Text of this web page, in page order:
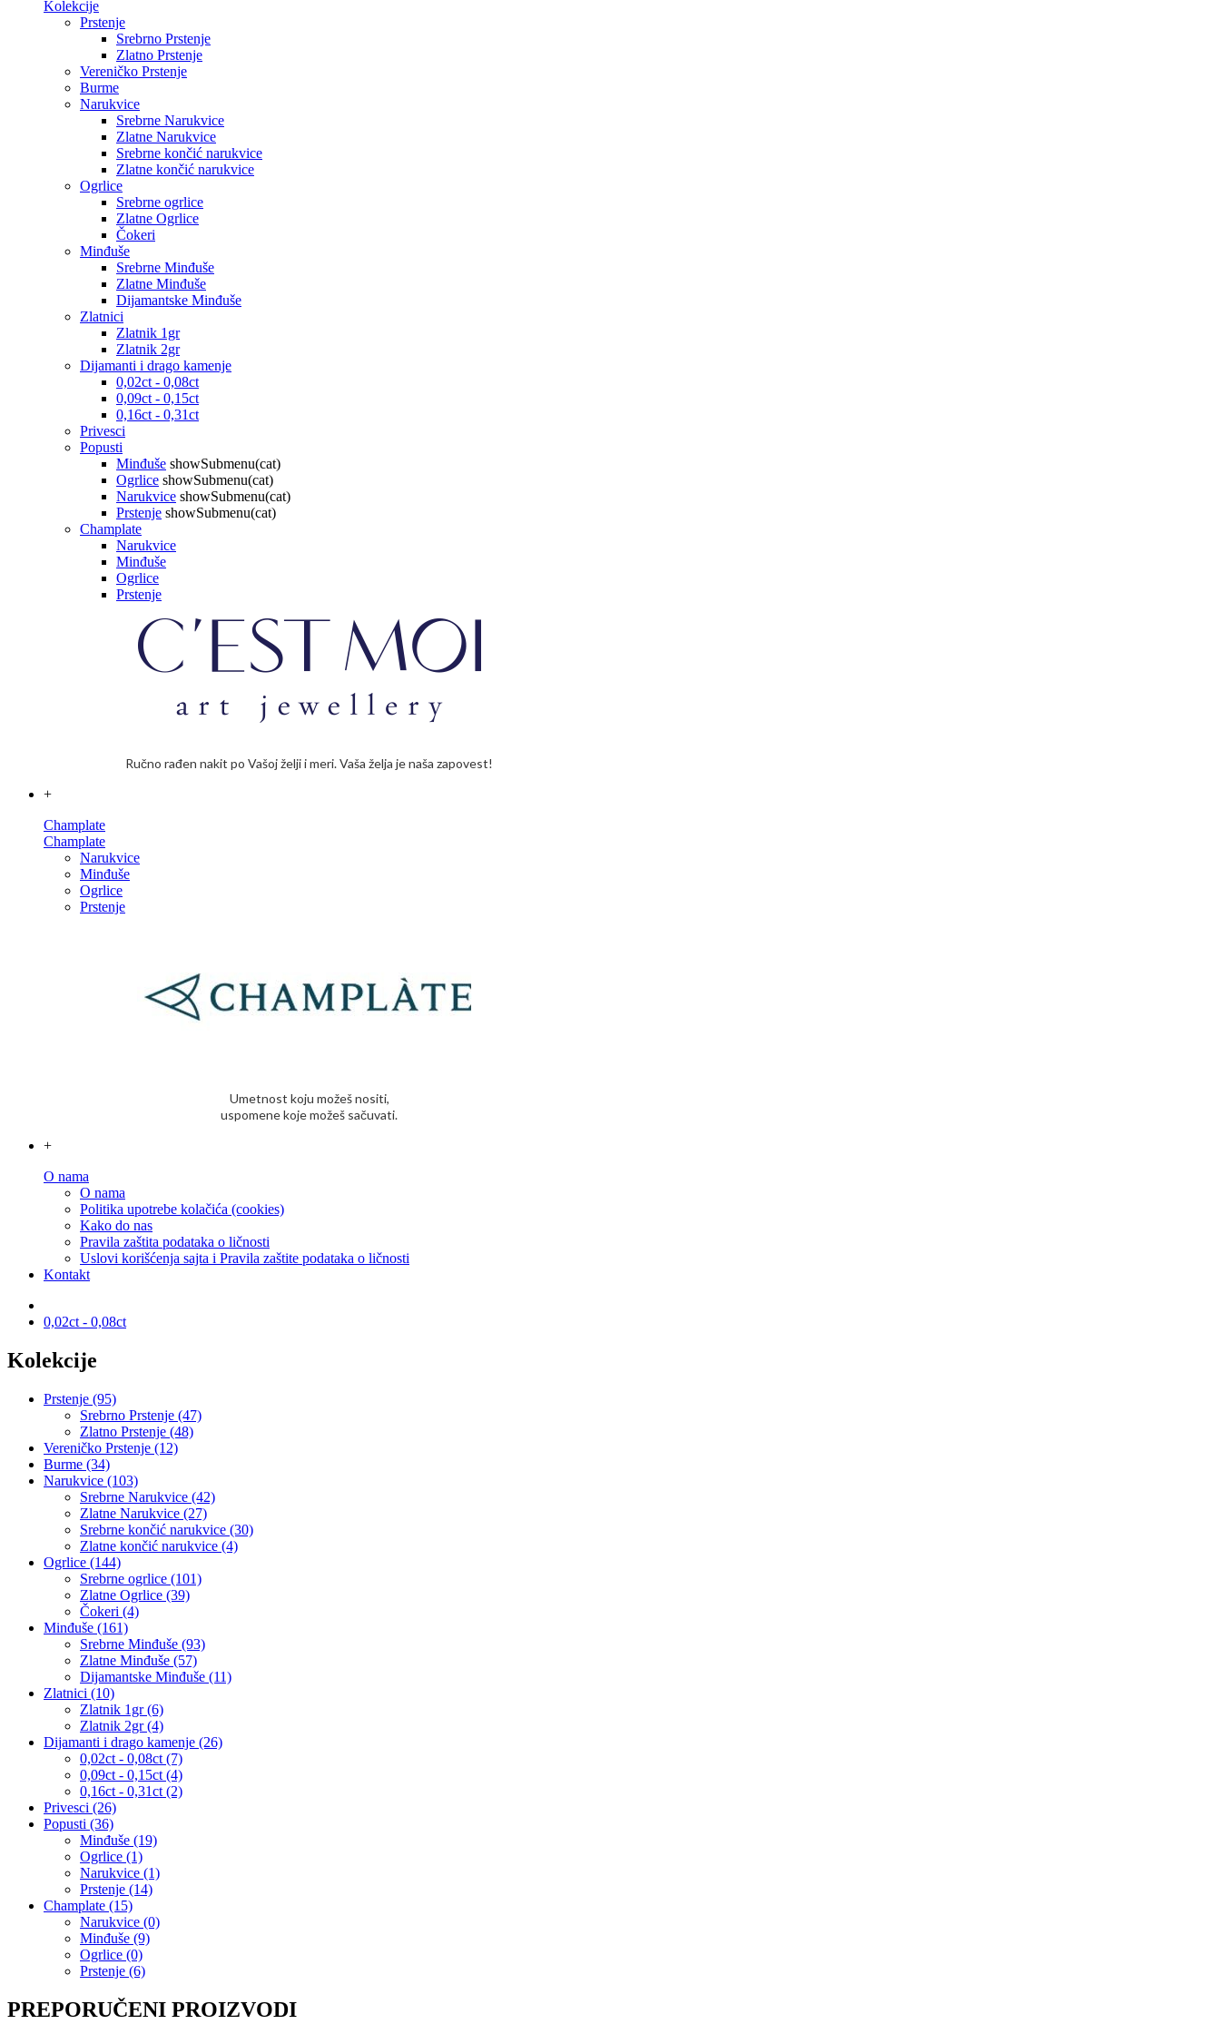
Kolekcije
Prstenje
Srebrno Prstenje
Zlatno Prstenje
Vereničko Prstenje
Burme
Narukvice
Srebrne Narukvice
Zlatne Narukvice
Srebrne končić narukvice
Zlatne končić narukvice
Ogrlice
Srebrne ogrlice
Zlatne Ogrlice
Čokeri
Minđuše
Srebrne Minđuše
Zlatne Minđuše
Dijamantske Minđuše
Zlatnici
Zlatnik 1gr
Zlatnik 2gr
Dijamanti i drago kamenje
0,02ct - 0,08ct
0,09ct - 0,15ct
0,16ct - 0,31ct
Privesci
Popusti
Minđuše showSubmenu(cat)
Ogrlice showSubmenu(cat)
Narukvice showSubmenu(cat)
Prstenje showSubmenu(cat)
Champlate
Narukvice
Minđuše
Ogrlice
Prstenje
Ručno rađen nakit po Vašoj želji i meri. Vaša želja je naša zapovest!
+
Champlate
Champlate
Narukvice
Minđuše
Ogrlice
Prstenje
Umetnost koju možeš nositi,
uspomene koje možeš sačuvati.
+
O nama
O nama
Politika upotrebe kolačića (cookies)
Kako do nas
Pravila zaštita podataka o ličnosti
Uslovi korišćenja sajta i Pravila zaštite podataka o ličnosti
Kontakt
0,02ct - 0,08ct
Kolekcije
Prstenje (95)
Srebrno Prstenje (47)
Zlatno Prstenje (48)
Vereničko Prstenje (12)
Burme (34)
Narukvice (103)
Srebrne Narukvice (42)
Zlatne Narukvice (27)
Srebrne končić narukvice (30)
Zlatne končić narukvice (4)
Ogrlice (144)
Srebrne ogrlice (101)
Zlatne Ogrlice (39)
Čokeri (4)
Minđuše (161)
Srebrne Minđuše (93)
Zlatne Minđuše (57)
Dijamantske Minđuše (11)
Zlatnici (10)
Zlatnik 1gr (6)
Zlatnik 2gr (4)
Dijamanti i drago kamenje (26)
0,02ct - 0,08ct (7)
0,09ct - 0,15ct (4)
0,16ct - 0,31ct (2)
Privesci (26)
Popusti (36)
Minđuše (19)
Ogrlice (1)
Narukvice (1)
Prstenje (14)
Champlate (15)
Narukvice (0)
Minđuše (9)
Ogrlice (0)
Prstenje (6)
PREPORUČENI PROIZVODI